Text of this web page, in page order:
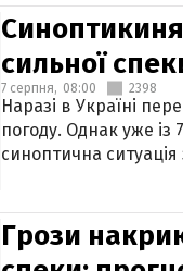
Синоптикиня
сильної
7 серпня, 08:00 2398
Наразі в Україні
погоду. Однак уже
синоптична ситуація
Грози